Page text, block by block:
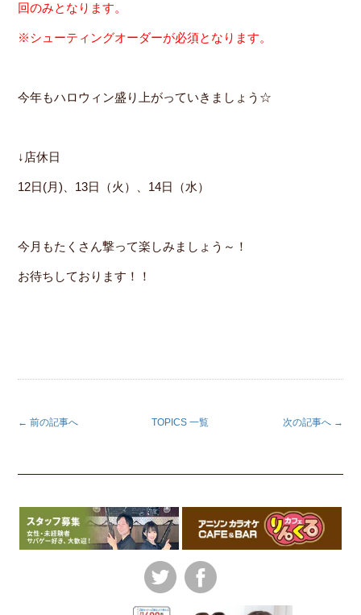
回のみとなります。
※シューティングオーダーが必須となります。
今年もハロウィン盛り上がっていきましょう☆
↓店休日
12日(月)、13日（火）、14日（水）
今月もたくさん撃って楽しみましょう～！
お待ちしております！！
← 前の記事へ 次の記事へ →
TOPICS 一覧